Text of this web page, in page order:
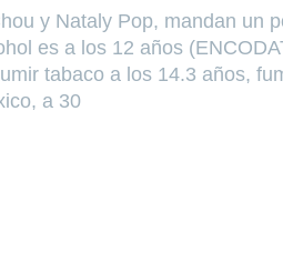
y Nataly Pop, mandan un
es a los 12 años
tabaco a los 14.3 años,
a 30